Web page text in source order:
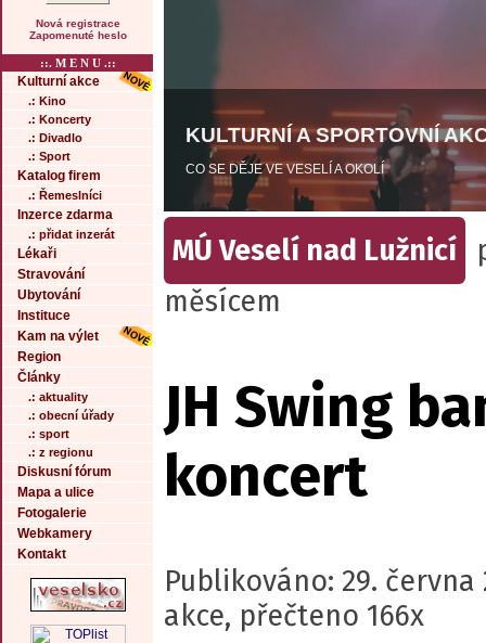
Nová registrace
Zapomenuté heslo
::. M E N U .::
Kulturní akce
.: Kino
.: Koncerty
.: Divadlo
.: Sport
Katalog firem
.: Řemeslníci
Inzerce zdarma
.: přidat inzerát
Lékaři
Stravování
Ubytování
Instituce
Kam na výlet
Region
Články
.: aktuality
.: obecní úřady
.: sport
.: z regionu
Diskusní fórum
Mapa a ulice
Fotogalerie
Webkamery
Kontakt
KULTURNÍ A SPORTOVNÍ
CO SE DĚJE VE VESELÍ A OKOLÍ
MÚ Veselí nad Lužnicí
měsícem
JH Swing
koncert
Publikováno: 29.
akce, přečteno 166x